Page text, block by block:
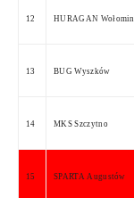
12 HURAGAN Wołomin
13 BUG Wyszków
14 MKS Szczytno
15 SPARTA Augustów